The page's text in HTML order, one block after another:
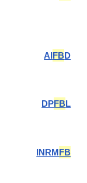
AIFBD
DPFBL
INRMFB